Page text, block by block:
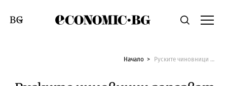
Economic.bgТърсене
Смяна на език
Начало Руските чиновници запазват правото да имат имот в чужбина